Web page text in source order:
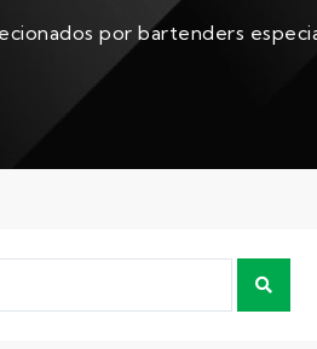
por bartenders